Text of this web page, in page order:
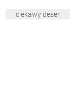
ciekawy deser